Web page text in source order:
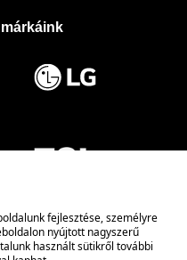
fejlesztése, személyre
nyújtott nagyszerű
használt sütikről további